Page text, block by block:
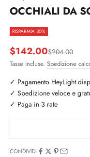
OCCHIALI DA
RISPARMIA 30%
Prezzo scontato
$142.00Prezzo
$204.00
Tasse incluse. Spedizione
✓ Pagamento HeyLight
✓ Spedizione veloce e
✓ Paga in 3 rate
CONDIVIDI